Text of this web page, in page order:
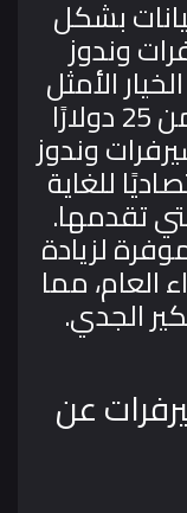
بشكل
وندوز
الأمثل
وأخيرًا، مع أسعار تبدأ من 25 دولارًا
وندوز
للغاية
تقدمها.
لزيادة
العام، مما
الجدي.
عن